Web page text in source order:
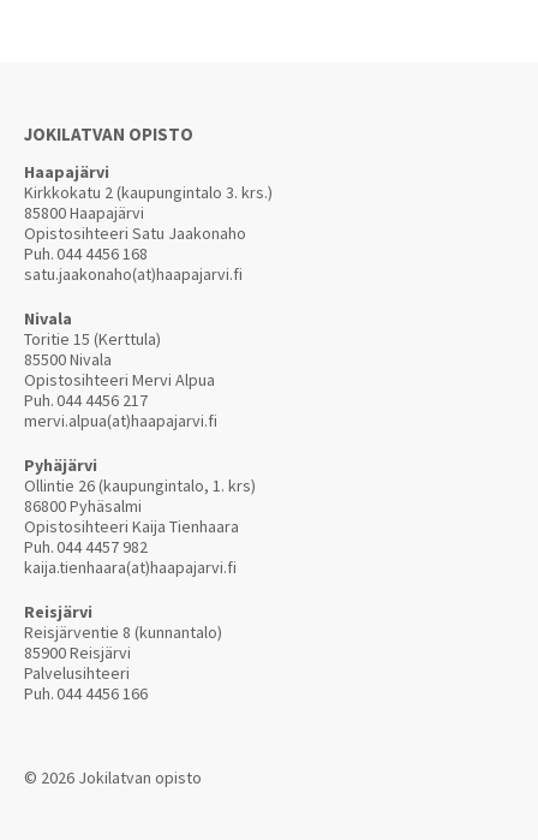
JOKILATVAN OPISTO
Haapajärvi
Kirkkokatu 2 (kaupungintalo 3. krs.)
85800 Haapajärvi
Opistosihteeri Satu Jaakonaho
Puh.044 4456 168
satu.jaakonaho(at)haapajarvi.fi
Nivala
Toritie 15 (Kerttula)
85500 Nivala
Opistosihteeri Mervi Alpua
Puh.044 4456 217
mervi.alpua(at)haapajarvi.fi
Pyhäjärvi
Ollintie 26 (kaupungintalo, 1. krs)
86800 Pyhäsalmi
Opistosihteeri Kaija Tienhaara
Puh.044 4457 982
kaija.tienhaara(at)haapajarvi.fi
Reisjärvi
Reisjärventie 8 (kunnantalo)
85900 Reisjärvi
Palvelusihteeri
Puh.044 4456 166
© 2026 Jokilatvan opisto